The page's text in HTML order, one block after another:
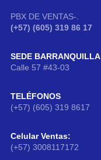
PBX DE VENTAS-.
(+57) (605) 319 86 17
SEDE BARRANQUILLA
Calle 57 #43-03
TELÉFONOS
(+57) (605) 319 8617
Celular Ventas:
(+57) 3008117172